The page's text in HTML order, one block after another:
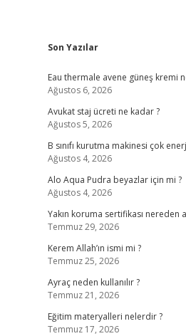
Sidebar
Son Yazılar
Eau thermale avene güneş kremi
Ağustos 6, 2026
Avukat staj ücreti ne kadar ?
Ağustos 5, 2026
B sınıfı kurutma makinesi çok
Ağustos 4, 2026
Alo Aqua Pudra beyazlar için mi ?
Ağustos 4, 2026
Yakın koruma sertifikası nereden
Temmuz 29, 2026
Kerem Allah’ın ismi mi ?
Temmuz 25, 2026
Ayraç neden kullanılır ?
Temmuz 21, 2026
Eğitim materyalleri nelerdir ?
Temmuz 17, 2026